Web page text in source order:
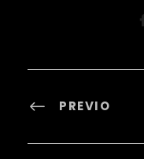
PREVIO